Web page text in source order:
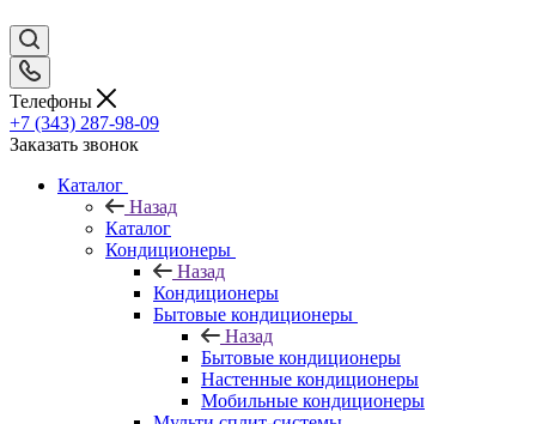
Телефоны
+7 (343) 287-98-09
Заказать звонок
Каталог
Назад
Каталог
Кондиционеры
Назад
Кондиционеры
Бытовые кондиционеры
Назад
Бытовые кондиционеры
Настенные кондиционеры
Мобильные кондиционеры